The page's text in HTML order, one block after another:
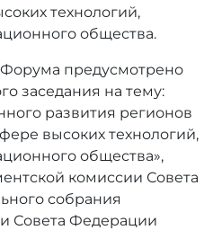
технологий,
общества.
предусмотрено
заседания на тему:
развития регионов
высоких технологий,
общества»,
комиссии Совета
собрания
Совета Федерации